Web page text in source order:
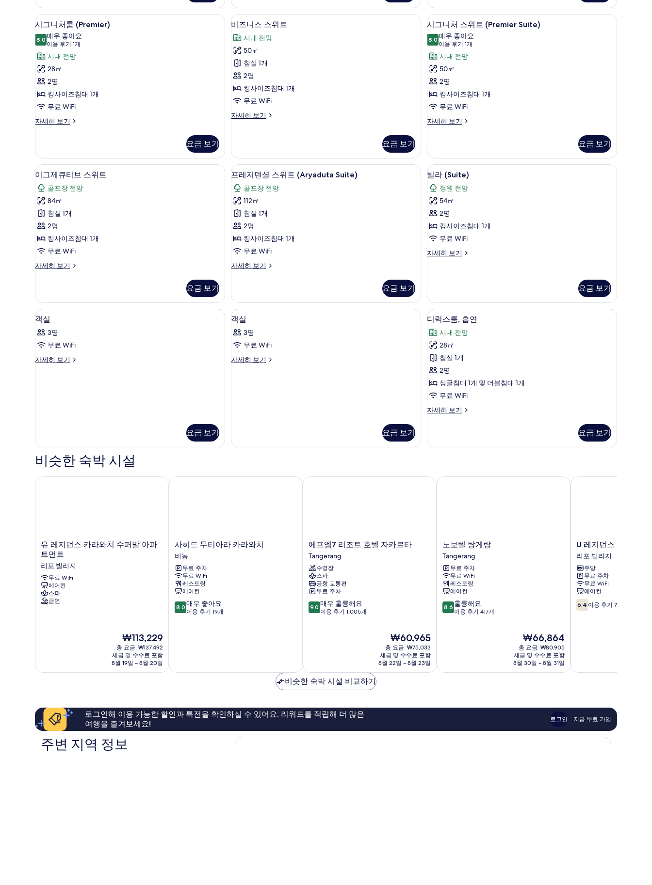
기
금
연
자
세
히
보
기
라
자
세
히
보
시
그
니
처
룸
(Premier)
사
진
모
기
객실 내 금고, 책상, 방음 설비, 무료 유아용 침대
2
시그니처룸 (Premier)
8.08.0점 만점 중 10점
매우 좋아요
이용 후기 1개
(이
용
후
기
1
개)
시내 전망
28㎡
2명
킹사이즈침대 1개
무료 WiFi
자세히 보기
시
룸
(Premier)
자
세
히
보
기
요금 보기
비
즈
니
스
스
위
트
진
보
기
비즈니스 스위트 | 객실 내 금고, 책상, 방음 설비, 무료 유아용 침대
4
비즈니스 스위트
시내 전망
50㎡
침실 1개
2명
킹사이즈침대 1개
무료 WiFi
자세히 보기
비
위
트
자
세
히
보
기
요금 보기
시
그
니
처
스
위
트
(Premier
Suite)
모
두
보
기
객실 내 금고, 책상, 방음 설비, 무료 유아용 침대
3
시그니처 스위트 (Premier Suite)
8.08.0점 만점 중 10점
매우 좋아요
이용 후기 1개
(이
용
후
기
1
개)
시내 전망
50㎡
2명
킹사이즈침대 1개
무료 WiFi
자세히 보기
시
스
위
트
(Premier
Suite)
자
세
히
보
기
요금 보기
이
그
제
큐
티
브
스
트
진
모
두
보
기
이그제큐티브 스위트 | 거실 | LCD TV
3
이그제큐티브 스위트
골프장 전망
84㎡
침실 1개
2명
킹사이즈침대 1개
무료 WiFi
자세히 보기
이
티
브
스
위
트
자
히
요금 보기
프
레
지
덴
셜
스
위
(Aryaduta
진
모
두
보
기
프레지덴셜 스위트 (Aryaduta Suite) | 객실 내 금고, 책상, 방음 설비, 무료 유아용 침대
6
프레지덴셜 스위트 (Aryaduta Suite)
골프장 전망
112㎡
침실 1개
2명
킹사이즈침대 1개
무료 WiFi
자세히 보기
프
셜
스
위
트
(Aryaduta
Suite)
세
요금 보기
빌
라
(Suite)
사
진
모
두
보
빌라 (Suite) | 객실 내 금고, 책상, 방음 설비, 무
5
빌라 (Suite)
정원 전망
54㎡
2명
킹사이즈침대 1개
무료 WiFi
자세히 보기
빌
히
보
기
요금 보기
객
실
사
모
객실 내 금고, 책상, 방음 설비, 무료 유아용 침대
3
객실
3명
무료 WiFi
자세히 보기
객
요금 보기
객
실
사
모
객실 내 금고, 책상, 방음 설비, 무료 유아용 침대
2
객실
3명
무료 WiFi
자세히 보기
객
요금 보기
디
럭
스
룸,
흡
연
사
모
보
객실 내 금고, 책상, 방음 설비, 무료 유아용 침대
5
디럭스룸, 흡연
시내 전망
28㎡
침실 1개
2명
싱글침대 1개 및 더블침대 1개
무료 WiFi
자세히 보기
디
흡
히
요금 보기
비슷한 숙박 시설
유
레
지
던
스
카
라
와
먼
빌
지
유 레지던스 카라와치 수퍼말 아파
트먼트
리포 빌리지
무료 WiFi
에어컨
스파
금연
현
재
요
금
₩113,229
₩113,229
총 요금: ₩137,492
세금 및 수수료 포함
8월 19일 ~ 8월 20일
유 레지던스 카라와치 수퍼말 아파트먼트
사
히
드
무
티
아
라
카
라
사히드 무티아라 카라와치
비농
무료 주차
무료 WiFi
레스토랑
에어컨
10
점
우
이
용
기
8.0 매우 좋아요
이용 후기 19개
사히드 무티아라 카라와치
에
프
엠
7
리
조
트
호
텔
에프엠7 리조트 호텔 자카르타
Tangerang
수영장
스파
공항 교통편
무료 주차
10
점
우
훌
륭
요,
이
후
9.0 매우 훌륭해요
이용 후기 1,005개
현
재
요
금
₩60,965
₩60,965
총 요금: ₩75,033
세금 및 수수료 포함
8월 22일 ~ 8월 23일
에프엠7 리조트 호텔 자카르타
노
보
텔
탕
게
랑
Tangerang
노보텔 탕게랑
Tangerang
무료 주차
무료 WiFi
레스토랑
에어컨
10
점
륭
용
417
8.6 훌륭해요
이용 후기 417개
현
재
요
금
₩66,864
₩66,864
총 요금: ₩80,905
세금 및 수수료 포함
8월 30일 ~ 8월 31일
노보텔 탕게랑
U
레
지
던
스
2
바
이
아
지
U 레지던스 2 바이 아
리포 빌리지
주방
무료 주차
무료 WiFi
에어컨
10
점
용
개
6.4 이용 후기 7개
U 레지던스 2 바이 아나
비슷한 숙박 시설 비교하기
로그인해 이용 가능한 할인과 특전을 확인하실 수 있어요. 리워드를 적립해 더 많은
여행을 즐겨보세요!
로그인 지금 무료 가입
주변 지역 정보